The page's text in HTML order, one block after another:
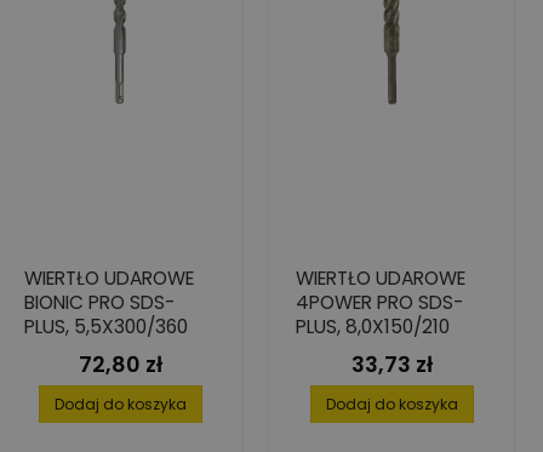
WIERTŁO UDAROWE
BIONIC PRO SDS-
PLUS, 5,5X300/360
Cena
72,80 zł
Dodaj do koszyka
WIERTŁO UDAROWE
4POWER PRO SDS-
PLUS, 8,0X150/210
Cena
33,73 zł
Dodaj do koszyka